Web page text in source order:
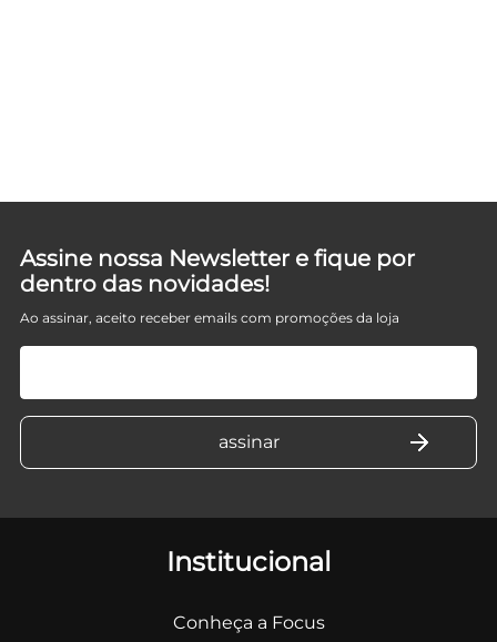
Assine nossa Newsletter e fique por
dentro das novidades!
Ao assinar, aceito receber emails com promoções da loja
Institucional
Conheça a Focus